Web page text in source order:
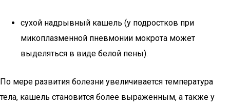
сухой надрывный кашель (у подростков при
микоплазменной пневмонии мокрота может
выделяться в виде белой пены).
По мере развития болезни увеличивается температура
тела, кашель становится более выраженным, а также у